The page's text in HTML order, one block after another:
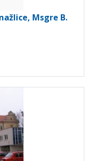
Msgre B.